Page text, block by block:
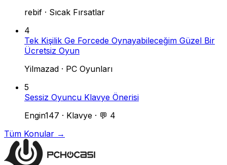
rebif · Sıcak Fırsatlar
4
Tek Kişilik Ge Forcede Oynayabileceğim Güzel Bir
Ücretsiz Oyun
Yilmazad · PC Oyunları
5
Sessiz Oyuncu Klavye Önerisi
Engin147 · Klavye · 💬 4
Tüm Konular →